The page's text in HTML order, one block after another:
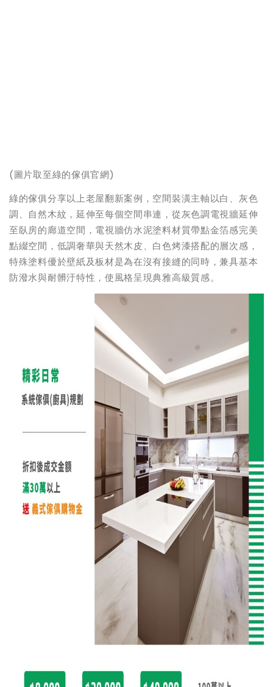
(圖片取至綠的傢俱官網)
綠的傢俱分享以上老屋翻新案例，空間裝潢主軸以白、灰色
調、自然木紋，延伸至每個空間串連，從灰色調電視牆延伸
至臥房的廊道空間，電視牆仿水泥塗料材質帶點金箔感完美
點綴空間，低調奢華與天然木皮、白色烤漆搭配的層次感，
特殊塗料優於壁紙及板材是為在沒有接縫的同時，兼具基本
防潑水與耐髒汙特性，使風格呈現典雅高級質感。